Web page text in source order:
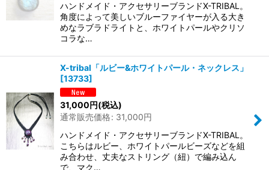
ハンドメイド・アクセサリーブランドX-TRIBAL。
角度によって美しいブルーファイヤーが入る大き
めなラブラドライトと、ホワイトパールやクリソ
コラな…
X-tribal「ルビー&ホワイトパール・ネックレス」
[13733]
31,000円(税込)
通常販売価格: 31,000円
ハンドメイド・アクセサリーブランドX-TRIBAL。
こちらはルビー、ホワイトパールビーズなどを組
み合わせ、丈夫なストリング（紐）で編み込ん
で、マク…